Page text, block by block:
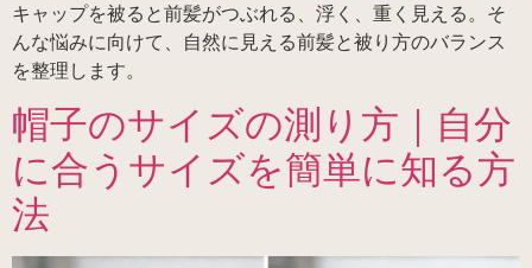
キャップを被ると前髪がつぶれる、浮く、重く見える。そ
んな悩みに向けて、自然に見える前髪と被り方のバランス
を整理します。
帽子のサイズの測り方｜自分
に合うサイズを簡単に知る方
法